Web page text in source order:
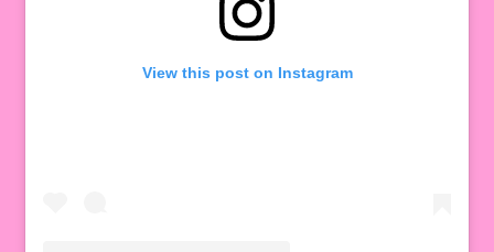
View this post on Instagram